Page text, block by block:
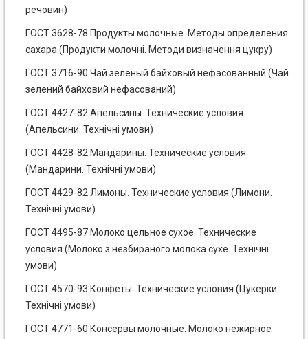
речовин)
ГОСТ 3628-78 Продукты молочные. Методы определения
сахара (Продукти молочні. Методи визначення цукру)
ГОСТ 3716-90 Чай зеленый байховый нефасованный (Чай
зелений байховий нефасований)
ГОСТ 4427-82 Апельсины. Технические условия
(Апельсини. Технічні умови)
ГОСТ 4428-82 Мандарины. Технические условия
(Мандарини. Технічні умови)
ГОСТ 4429-82 Лимоны. Технические условия (Лимони.
Технічні умови)
ГОСТ 4495-87 Молоко цельное сухое. Технические
условия (Молоко з незбираного молока сухе. Технічні
умови)
ГОСТ 4570-93 Конфеты. Технические условия (Цукерки.
Технічні умови)
ГОСТ 4771-60 Консервы молочные. Молоко нежирное